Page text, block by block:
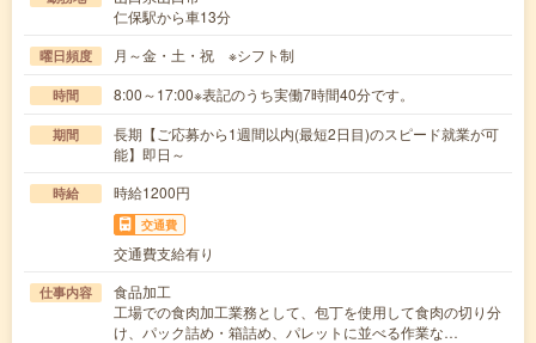
仁保駅から車13分
曜日頻度 月～金・土・祝 ※シフト制
時間 8:00～17:00※表記のうち実働7時間40分です。
期間
長期【ご応募から1週間以内(最短2日目)のスピード就業が可
能】即日～
時給 時給1200円
交通費
交通費支給有り
仕事内容
食品加工
工場での食肉加工業務として、包丁を使用して食肉の切り分
け、パック詰め・箱詰め、パレットに並べる作業な…